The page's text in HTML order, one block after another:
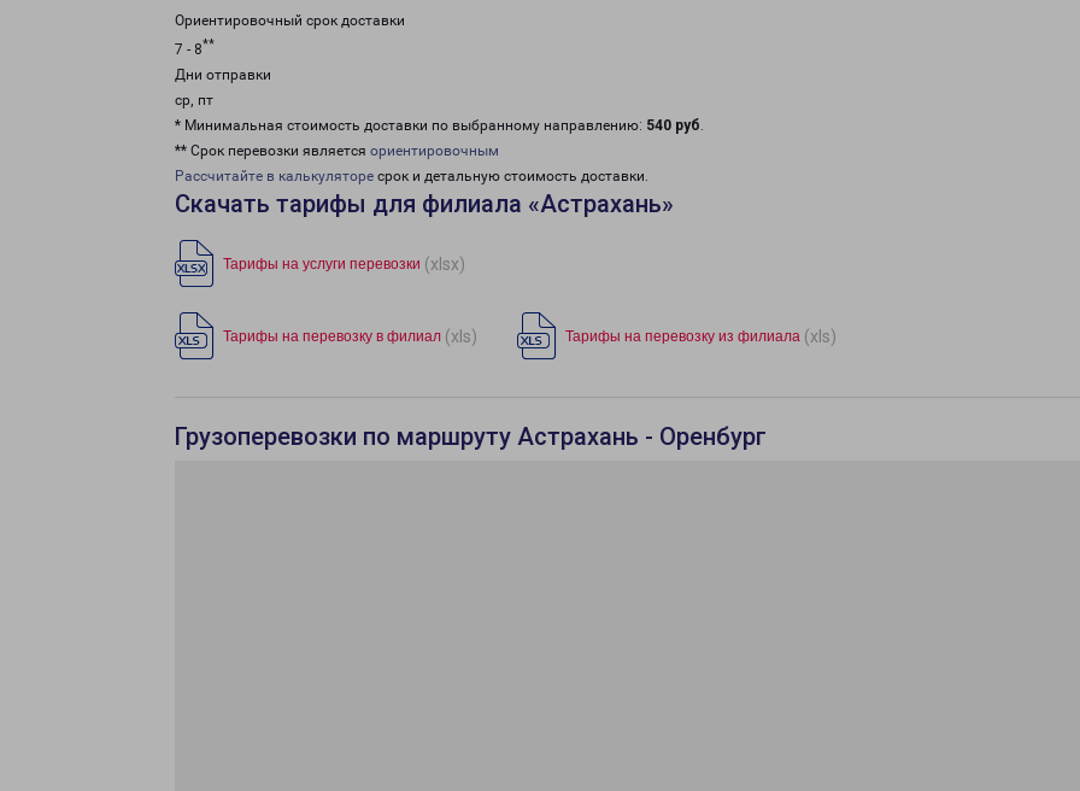
Ориентировочный срок доставки
7 - 8**
Дни отправки
ср, пт
* Минимальная стоимость доставки по выбранному направлению: 540 руб.
** Срок перевозки является ориентировочным
Рассчитайте в калькуляторе срок и детальную стоимость доставки.
Скачать тарифы для филиала «Астрахань»
Тарифы на услуги перевозки (xlsx)
Тарифы на перевозку в филиал (xls) Тарифы на перевозку из филиала (xls)
Грузоперевозки по маршруту Астрахань - Оренбург